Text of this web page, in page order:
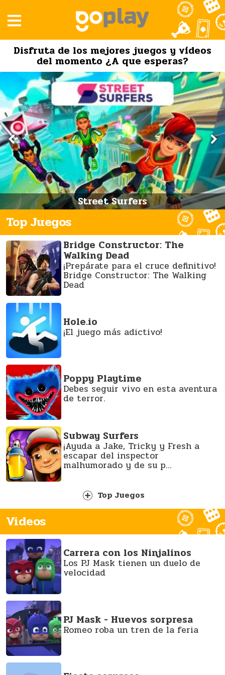
Disfruta de los mejores juegos y vídeos
del momento ¿A que esperas?
Street Surfers
Top Juegos
Bridge Constructor: The
Walking Dead
¡Prepárate para el cruce definitivo!
Bridge Constructor: The Walking
Dead
Hole.io
¡El juego más adictivo!
Poppy Playtime
Debes seguir vivo en esta aventura
de terror.
Subway Surfers
¡Ayuda a Jake, Tricky y Fresh a
escapar del inspector
malhumorado y de su p...
Geometry Dash
¡Salta y vuela a través del peligro
en este juego de acción basado en
Five Nights at Freddy's 2
¿Sobrevivirás 5 noches?
Physics Drop
Top Juegos
Videos
Carrera con los Ninjalinos
Los PJ Mask tienen un duelo de
velocidad
PJ Mask - Huevos sorpresa
Romeo roba un tren de la feria